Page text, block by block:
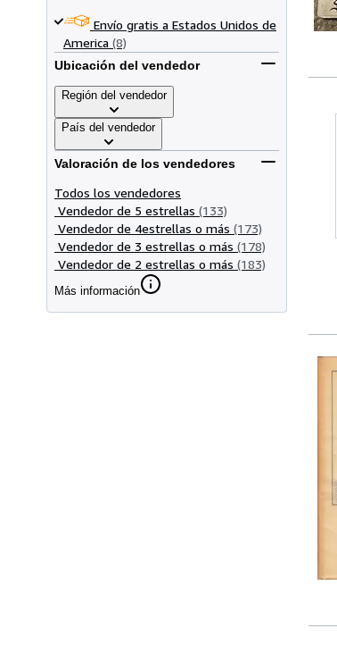
Envío gratis a Estados Unidos de
America (8)
Ubicación del vendedor
Región del vendedor
País del vendedor
Valoración de los vendedores
Todos los vendedores
Vendedor de 5 estrellas (133)
Vendedor de 4estrellas o más (173)
Vendedor de 3 estrellas o más (178)
Vendedor de 2 estrellas o más (183)
Más información